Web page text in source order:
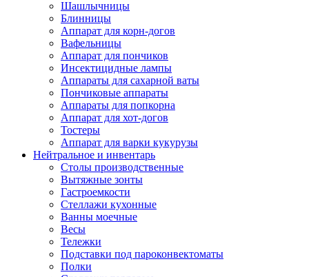
Шашлычницы
Блинницы
Аппарат для корн-догов
Вафельницы
Аппарат для пончиков
Инсектицидные лампы
Аппараты для сахарной ваты
Пончиковые аппараты
Аппараты для попкорна
Аппарат для хот-догов
Тостеры
Аппарат для варки кукурузы
Нейтральное и инвентарь
Столы производственные
Вытяжные зонты
Гастроемкости
Стеллажи кухонные
Ванны моечные
Весы
Тележки
Подставки под пароконвектоматы
Полки